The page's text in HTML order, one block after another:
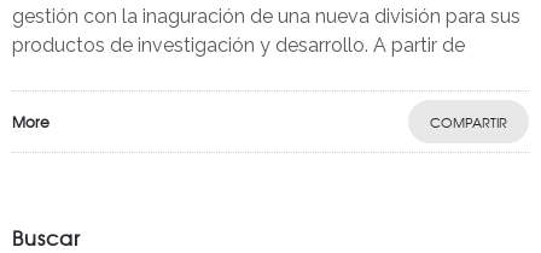
gestión con la inaguración de una nueva división para sus
productos de investigación y desarrollo. A partir de
More COMPARTIR
Buscar